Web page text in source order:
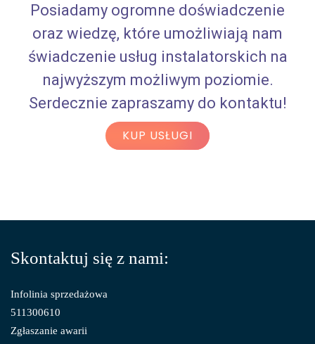
Posiadamy ogromne doświadczenie
oraz wiedzę, które umożliwiają nam
świadczenie usług instalatorskich na
najwyższym możliwym poziomie.
Serdecznie zapraszamy do kontaktu!
KUP USŁUGI
Skontaktuj się z nami:
Infolinia sprzedażowa
511300610
Zgłaszanie awarii